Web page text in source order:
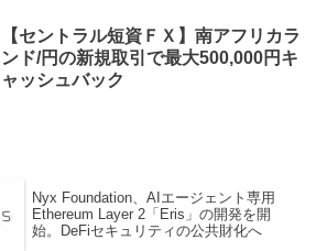
【セントラル短資ＦＸ】南アフリカラ
ンド/円の新規取引で最大500,000円キ
ャッシュバック
Nyx Foundation、AIエージェント専用
Ethereum Layer 2「Eris」の開発を開
始。DeFiセキュリティの公共財化へ